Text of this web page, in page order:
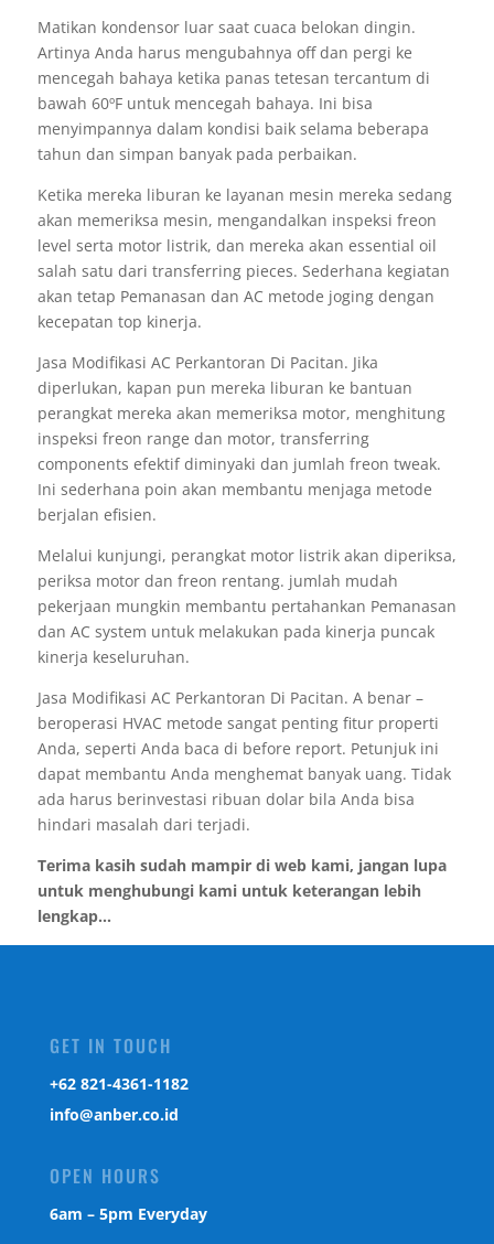
Matikan kondensor luar saat cuaca belokan dingin.
Artinya Anda harus mengubahnya off dan pergi ke
mencegah bahaya ketika panas tetesan tercantum di
bawah 60ºF untuk mencegah bahaya. Ini bisa
menyimpannya dalam kondisi baik selama beberapa
tahun dan simpan banyak pada perbaikan.
Ketika mereka liburan ke layanan mesin mereka sedang
akan memeriksa mesin, mengandalkan inspeksi freon
level serta motor listrik, dan mereka akan essential oil
salah satu dari transferring pieces. Sederhana kegiatan
akan tetap Pemanasan dan AC metode joging dengan
kecepatan top kinerja.
Jasa Modifikasi AC Perkantoran Di Pacitan. Jika
diperlukan, kapan pun mereka liburan ke bantuan
perangkat mereka akan memeriksa motor, menghitung
inspeksi freon range dan motor, transferring
components efektif diminyaki dan jumlah freon tweak.
Ini sederhana poin akan membantu menjaga metode
berjalan efisien.
Melalui kunjungi, perangkat motor listrik akan diperiksa,
periksa motor dan freon rentang. jumlah mudah
pekerjaan mungkin membantu pertahankan Pemanasan
dan AC system untuk melakukan pada kinerja puncak
kinerja keseluruhan.
Jasa Modifikasi AC Perkantoran Di Pacitan. A benar –
beroperasi HVAC metode sangat penting fitur properti
Anda, seperti Anda baca di before report. Petunjuk ini
dapat membantu Anda menghemat banyak uang. Tidak
ada harus berinvestasi ribuan dolar bila Anda bisa
hindari masalah dari terjadi.
Terima kasih sudah mampir di web kami, jangan lupa
untuk menghubungi kami untuk keterangan lebih
lengkap...
GET IN TOUCH
‎+62 821-4361-1182
info@anber.co.id
OPEN HOURS
6am – 5pm Everyday